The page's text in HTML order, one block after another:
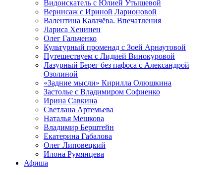
Видоискатель с Юлией Утышевой
Вернисаж с Ириной Ларионовой
Валентина Калачёва. Впечатления
Лариса Хенинен
Олег Гальченко
Культурный променад с Зоей Арнаутовой
Путешествуем с Лидией Винокуровой
Лазурный Берег без пафоса с Александрой
Озолиной
«Задние мысли» Кирилла Олюшкина
Застолье с Владимиром Софиенко
Ирина Савкина
Светлана Артемьева
Наталья Мешкова
Владимир Берштейн
Екатерина Габалова
Олег Липовецкий
Илона Румянцева
Афиша